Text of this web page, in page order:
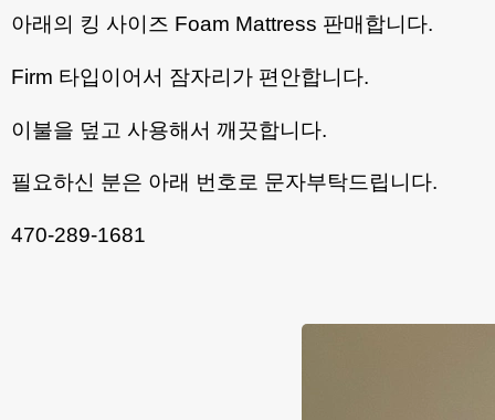
아래의 킹 사이즈 Foam Mattress 판매합니다.
Firm 타입이어서 잠자리가 편안합니다.
이불을 덮고 사용해서 깨끗합니다.
필요하신 분은 아래 번호로 문자부탁드립니다.
470-289-1681